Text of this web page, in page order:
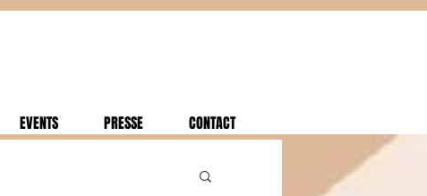
EVENTS PRESSE CONTACT